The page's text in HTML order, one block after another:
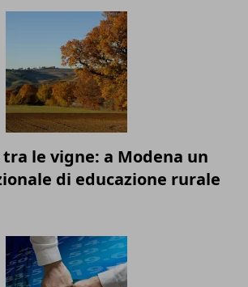
le vigne: a Modena un
di educazione rurale